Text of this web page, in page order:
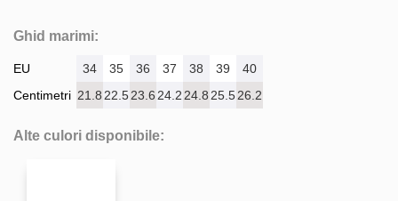
Ghid marimi:
EU
Centimetri
34 35 36 37 38 39
40
21.8 22.523.6 24.2 24.8 25.526.2
Alte culori disponibile: